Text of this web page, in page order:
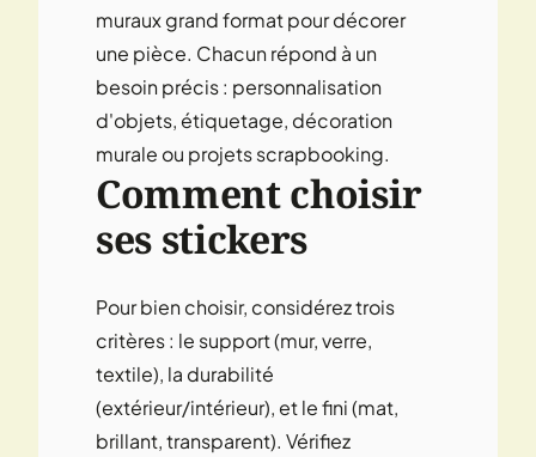
muraux grand format pour décorer
une pièce. Chacun répond à un
besoin précis : personnalisation
d'objets, étiquetage, décoration
murale ou projets scrapbooking.
Comment choisir
ses stickers
Pour bien choisir, considérez trois
critères : le support (mur, verre,
textile), la durabilité
(extérieur/intérieur), et le fini (mat,
brillant, transparent). Vérifiez